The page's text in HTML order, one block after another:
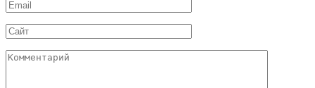
Email
*
Сайт
Комментарий